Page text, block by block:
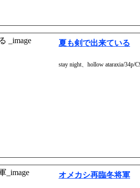
夏も剣で出来ている
stay night、hollow ataraxia/34p/
オメカシ再臨冬将軍